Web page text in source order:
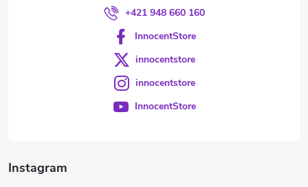
Instagram
+421 948 660 160
InnocentStore
innocentstore
innocentstore
InnocentStore